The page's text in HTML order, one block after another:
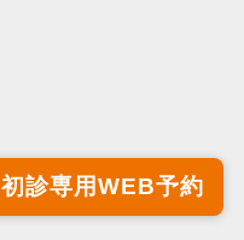
初診専用WEB予約